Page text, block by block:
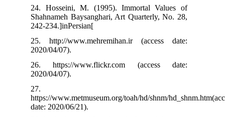
24. Hosseini, M. (1995). Immortal Values of
Shahnameh Baysanghari, Art Quarterly, No. 28,
242-234.]inPersian[
25. http://www.mehremihan.ir (access date:
2020/04/07).
26. https://www.flickr.com (access date:
2020/04/07).
https://www.metmuseum.org/toah/hd/shnm/
date: 2020/06/21).